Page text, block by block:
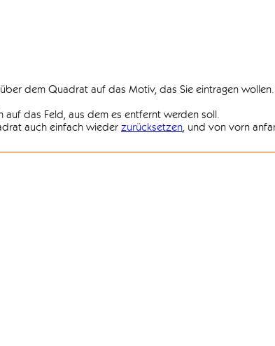
dem Quadrat auf das Motiv, das Sie eintragen
auf das Feld, aus dem es entfernt werden soll.
auch einfach wieder zurücksetzen, und von vorn